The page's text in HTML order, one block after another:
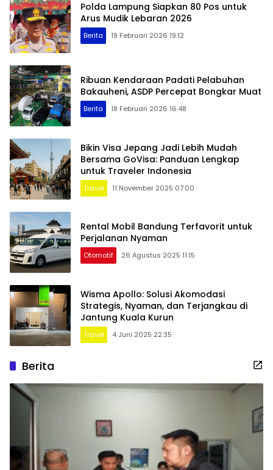
Polda Lampung Siapkan 80 Pos untuk
Arus Mudik Lebaran 2026
Berita 19 Februari 2026 19:12
Ribuan Kendaraan Padati Pelabuhan
Bakauheni, ASDP Percepat Bongkar Muat
Berita 18 Februari 2026 16:48
Bikin Visa Jepang Jadi Lebih Mudah
Bersama GoVisa: Panduan Lengkap
untuk Traveler Indonesia
Travel 11 November 2025 07:00
Rental Mobil Bandung Terfavorit untuk
Perjalanan Nyaman
Otomotif 26 Agustus 2025 11:15
Wisma Apollo: Solusi Akomodasi
Strategis, Nyaman, dan Terjangkau di
Jantung Kuala Kurun
Travel 4 Juni 2025 22:35
Berita